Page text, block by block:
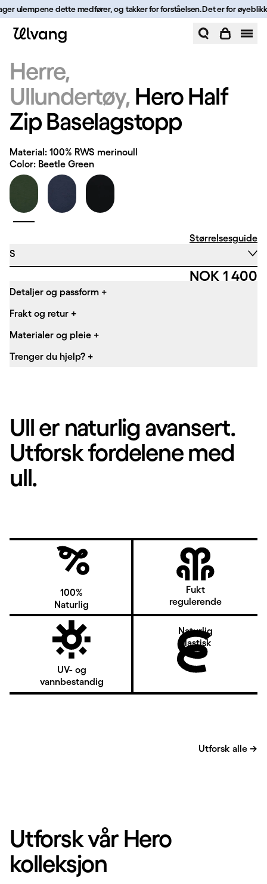
Hopp til innhold
ulempene dette medfører, og takker for forståelsen.Det er for
Herre
Ullundertøy Hero Half
Zip Baselagstopp
Material: 100% RWS merinoull
Color: Beetle Green
Størrelsesguide
S
Pris:
NOK 1 400
Detaljer og passform +
Frakt og retur +
Materialer og pleie +
Trenger du hjelp? +
Ull er naturlig avansert.
Utforsk fordelene med
ull.
100%
Naturlig
Fukt
regulerende
UV- og
vannbestandig
Naturlig
elastisk
Utforsk alle →
Utforsk vår Hero
kolleksjon